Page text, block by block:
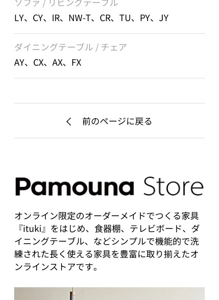
LY、CY、IR、NW-T、CR、TU、PY、JY
ダイニングテーブル / チェア
AY、CX、AX、FX
前のページに戻る
オンライン限定のオーダーメイドでつくる家具
『ituki』をはじめ、食器棚、テレビボード、ダ
イニングテーブル、などシンプルで機能的で洗
練された長く使える家具を豊富に取り揃えたオ
ンラインストアです。